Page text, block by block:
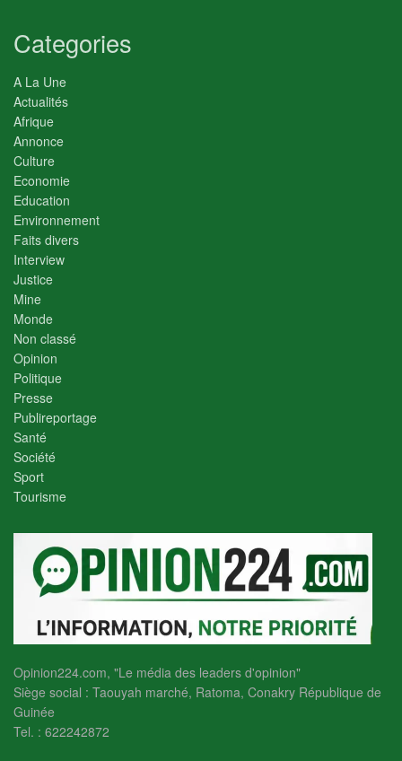
Categories
A La Une
Actualités
Afrique
Annonce
Culture
Economie
Education
Environnement
Faits divers
Interview
Justice
Mine
Monde
Non classé
Opinion
Politique
Presse
Publireportage
Santé
Société
Sport
Tourisme
Opinion224.com, "Le média des leaders d'opinion"
Siège social : Taouyah marché, Ratoma, Conakry République de
Guinée
Tel. : 622242872